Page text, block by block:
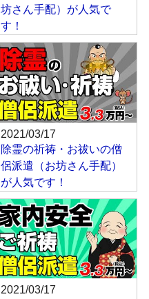
坊さん手配）が人気で
す！
2021/03/17
除霊の祈祷・お祓いの僧
侶派遣（お坊さん手配）
が人気です！
2021/03/17